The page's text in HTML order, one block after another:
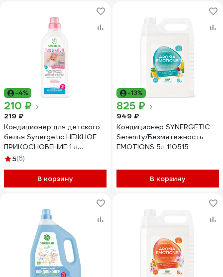
-4%
210 ₽
219 ₽
Кондиционер для детского
белья Synergetic НЕЖНОЕ
ПРИКОСНОВЕНИЕ 1 л
4623722258250 110102/8
5(6)
В корзину
-13%
825 ₽
949 ₽
Кондиционер SYNERGETIC
Serenity/Безмятежность
EMOTIONS 5л 110515
В корзину